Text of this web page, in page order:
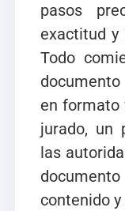
pasos
exactitud y
Todo
en formato
jurado, un
las
contenido